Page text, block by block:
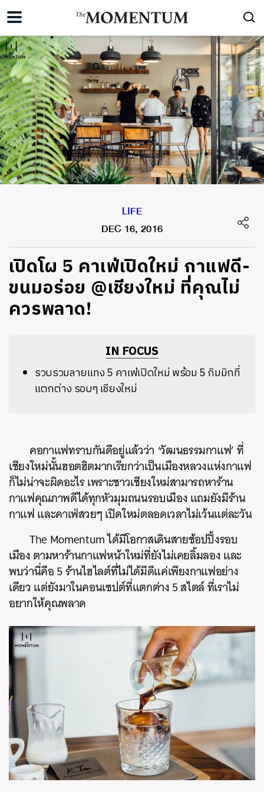
LIFE
DEC 16, 2016
เปิดโผ 5 คาเฟ่เปิดใหม่ กาแฟดี-
ขนมอร่อย @เชียงใหม่ ที่คุณไม่
ควรพลาด!
IN FOCUS
รวบรวมลายแทง 5 คาเฟ่เปิดใหม่ พร้อม 5 กิมมิกที่
แตกต่าง รอบๆ เชียงใหม่
คอกาแฟทราบกันดีอยู่แล้วว่า ‘วัฒนธรรมกาแฟ’ ที่
เชียงใหม่นั้นฮอตฮิตมากเรียกว่าเป็นเมืองหลวงแห่งกาแฟ
ก็ไม่น่าจะผิดอะไร เพราะชาวเชียงใหม่สามารถหาร้าน
กาแฟคุณภาพดีได้ทุกหัวมุมถนนรอบเมือง แถมยังมีร้าน
กาแฟ และคาเฟ่สวยๆ เปิดใหม่ตลอดเวลาไม่เว้นแต่ละวัน
The Momentum ได้มีโอกาสเดินสายช้อปปิ้งรอบ
เมือง ตามหาร้านกาแฟหน้าใหม่ที่ยังไม่เคยลิ้มลอง และ
พบว่านี่คือ 5 ร้านไฮไลต์ที่ไม่ได้มีดีแค่เพียงกาแฟอย่าง
เดียว แต่ยังมาในคอนเซปต์ที่แตกต่าง 5 สไตล์ ที่เราไม่
อยากให้คุณพลาด